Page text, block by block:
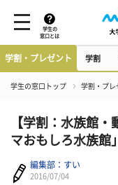
学生の
窓口とは
学割・プレゼント 学割
学生の窓口トップ 学割・プレ
【学割：水族館
マおもしろ水族館
編集部：すい
2016/07/04